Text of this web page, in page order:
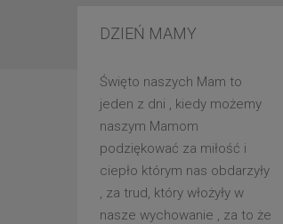
DZIEŃ MAMY
Święto naszych Mam to
jeden z dni , kiedy możemy
naszym Mamom
podziękować za miłość i
ciepło którym nas obdarzyły
, za trud, który włożyły w
nasze wychowanie , za to że